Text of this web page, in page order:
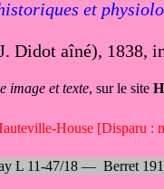
et
Didot aîné), 1838,
image et texte, sur le site
House [Disparu :
L 11-47/18 — Berret